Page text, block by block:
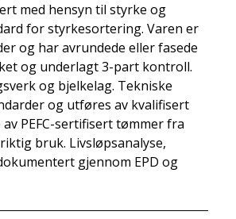
med hensyn til styrke og
for styrkesortering. Varen er
og har avrundede eller fasede
og underlagt 3-part kontroll.
og bjelkelag. Tekniske
og utføres av kvalifisert
PEFC-sertifisert tømmer fra
bruk. Livsløpsanalyse,
gjennom EPD og